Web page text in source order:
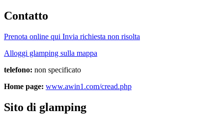
Contatto
Prenota online qui Invia richiesta non risolta
Alloggi glamping sulla mappa
telefono: non specificato
Home page: www.awin1.com/cread.php
Sito di glamping